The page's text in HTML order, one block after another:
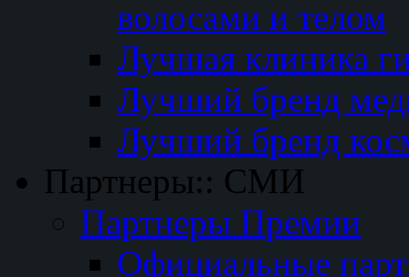
волосами и телом
Лучшая клиника
Лучший бренд
Лучший бренд
Партнеры:: СМИ
Партнеры Премии
Официальные